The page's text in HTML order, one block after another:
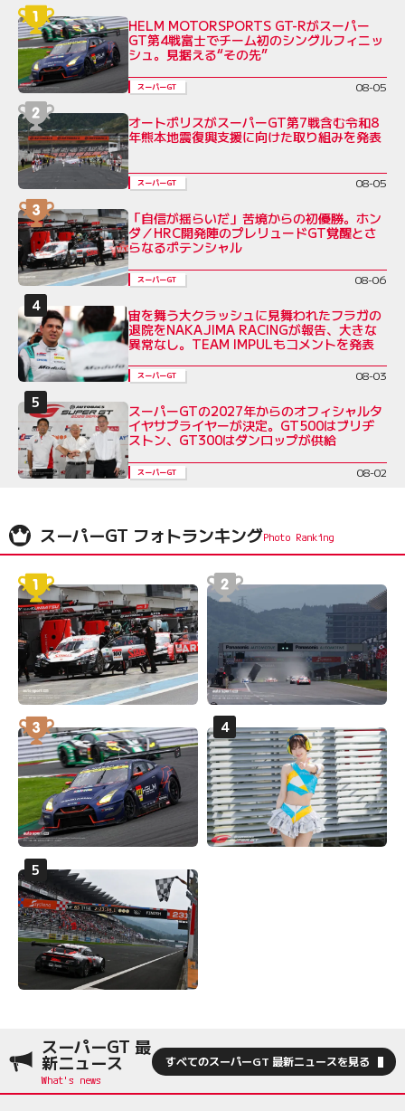
HELM MOTORSPORTS GT-Rがスーパー
GT第4戦富士でチーム初のシングルフィニッ
シュ。見据える“その先”
スーパーGT 08-05
オートポリスがスーパーGT第7戦含む令和8
年熊本地震復興支援に向けた取り組みを発表
スーパーGT 08-05
「自信が揺らいだ」苦境からの初優勝。ホン
ダ／HRC開発陣のプレリュードGT覚醒とさ
らなるポテンシャル
スーパーGT 08-06
宙を舞う大クラッシュに見舞われたフラガの
退院をNAKAJIMA RACINGが報告、大きな
異常なし。TEAM IMPULもコメントを発表
スーパーGT 08-03
スーパーGTの2027年からのオフィシャルタ
イヤサプライヤーが決定。GT500はブリヂ
ストン、GT300はダンロップが供給
スーパーGT 08-02
スーパーGT フォトランキング
スーパーGT 最
新ニュース すべてのスーパーGT 最新ニュースを見る